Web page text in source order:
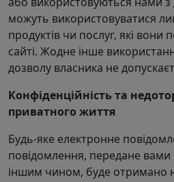
можуть використовуватися
продуктів чи послуг, які
сайті. Жодне інше
дозволу власника не
Конфіденційність та
приватного життя
Будь-яке електронне
повідомлення, передане
іншим чином, буде